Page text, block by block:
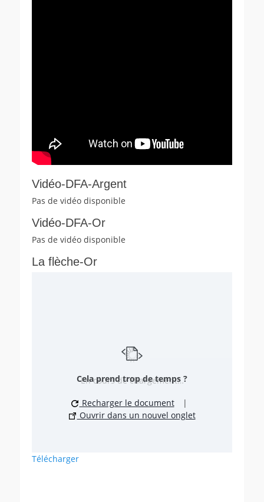
Vidéo-DFA-Argent
Pas de vidéo disponible
Vidéo-DFA-Or
Pas de vidéo disponible
La flèche-Or
En cours de chargement…
Cela prend trop de temps ?
Recharger le document
|
Ouvrir dans un nouvel onglet
Télécharger